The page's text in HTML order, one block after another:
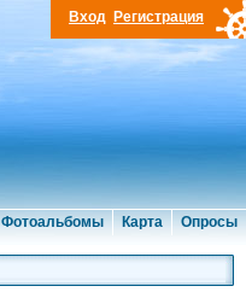
Фотоальбомы Карта Опросы
Вход Регистрация